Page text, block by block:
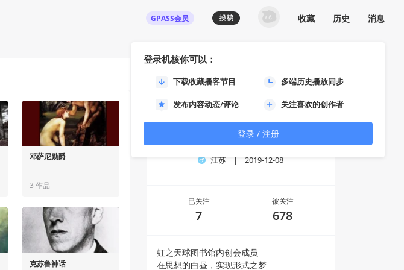
GPASS会员
登录机核你可以：
下载收藏播客节目 多端历史播放同步
发布内容动态/评论 关注喜欢的创作者
登录 / 注册
收藏 历史 消息
邓萨尼勋爵
3 作品
克苏鲁神话
柯索提亚
江苏 | 2019-12-08
已关注
7
被关注
678
虹之天球图书馆内创会成员
在思想的白昼，实现形式之梦